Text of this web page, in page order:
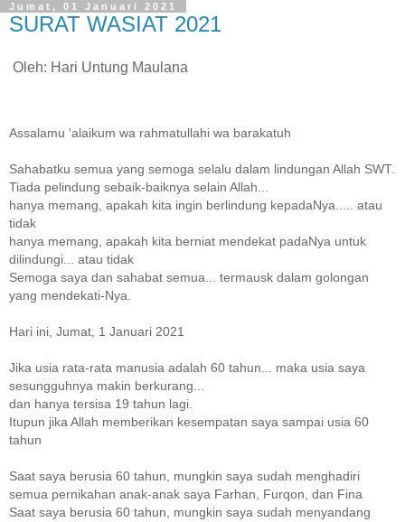
Jumat, 01 Januari 2021
SURAT WASIAT 2021
Oleh: Hari Untung Maulana
Assalamu 'alaikum wa rahmatullahi wa barakatuh
Sahabatku semua yang semoga selalu dalam lindungan Allah SWT.
Tiada pelindung sebaik-baiknya selain Allah...
hanya memang, apakah kita ingin berlindung kepadaNya..... atau
tidak
hanya memang, apakah kita berniat mendekat padaNya untuk
dilindungi... atau tidak
Semoga saya dan sahabat semua... termausk dalam golongan
yang mendekati-Nya.
Hari ini, Jumat, 1 Januari 2021
Jika usia rata-rata manusia adalah 60 tahun... maka usia saya
sesungguhnya makin berkurang...
dan hanya tersisa 19 tahun lagi.
Itupun jika Allah memberikan kesempatan saya sampai usia 60
tahun
Saat saya berusia 60 tahun, mungkin saya sudah menghadiri
semua pernikahan anak-anak saya Farhan, Furqon, dan Fina
Saat saya berusia 60 tahun, mungkin saya sudah menyandang